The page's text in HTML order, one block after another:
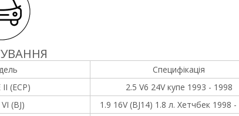
Специфікація
II (ECP)
2.5 V6 24V купе 1993 - 1998
(BJ)
1.9 16V (BJ14) 1.8 л. Хетчбек 1998 -